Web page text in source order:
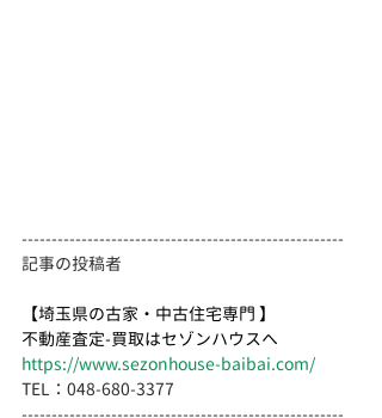
------------------------------------------------------
記事の投稿者
【埼玉県の古家・中古住宅専門 】
不動産査定-買取はセゾンハウスへ
https://www.sezonhouse-baibai.com/
TEL：048-680-3377
------------------------------------------------------